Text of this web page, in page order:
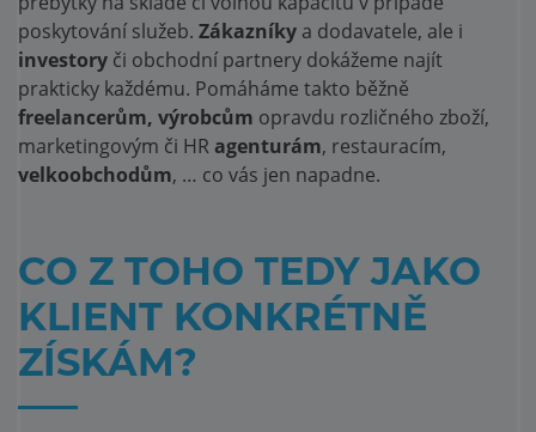
poskytování služeb. Zákazníky a dodavatele, ale i
investory či obchodní partnery dokážeme najít
prakticky každému. Pomáháme takto běžně
freelancerům, výrobcům opravdu rozličného zboží,
marketingovým či HRagenturám, restauracím,
velkoobchodům, … co vás jen napadne.
CO Z TOHO TEDY JAKO
KLIENT KONKRÉTNĚ
ZÍSKÁM?